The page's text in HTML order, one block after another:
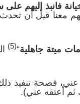
فانبذ إليهم على
معنا قبل أن
ميتة جاهلية“
(5)
فصحة تنفيذ ذلك
ثم أعتقه عني).